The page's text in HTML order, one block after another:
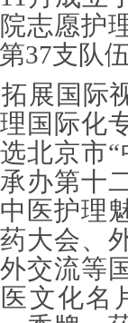
志愿护
37支队
拓展国际
国际化
北京市
办第十
医护理
大会、
交流等
文化名